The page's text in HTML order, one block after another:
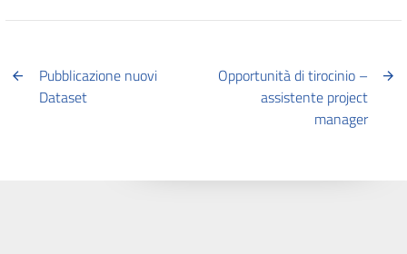
Pubblicazione nuovi
Dataset
Opportunità di tirocinio –
assistente project
manager